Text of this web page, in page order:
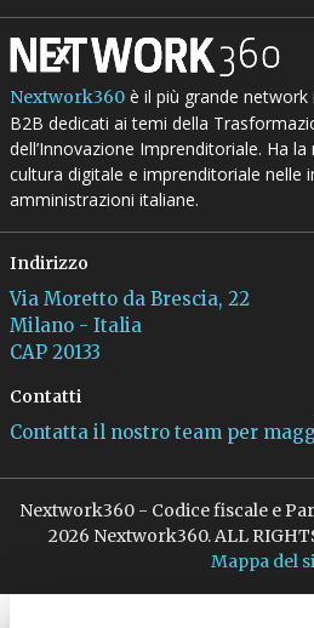
Nextwork360è il più grande network
B2B dedicati ai temi della
dell’Innovazione Imprenditoriale. Ha
cultura digitale e imprenditoriale nelle
amministrazioni italiane.
Indirizzo
Via Moretto da Brescia, 22
Milano - Italia
CAP 20133
Contatti
Contatta il nostro team per
Nextwork360 - Codice fiscale e
2026 Nextwork360. ALL
Mappa del